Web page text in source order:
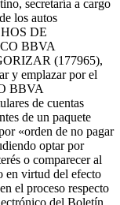
secretaría a cargo
los autos
DE
BBVA
(177965),
y emplazar por el
BBVA
de cuentas
de un paquete
«orden de no pagar
optar por
o comparecer al
en virtud del efecto
el proceso respecto
del Boletín